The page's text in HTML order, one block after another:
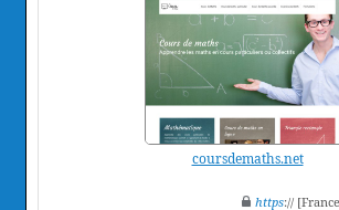
coursdemaths.net
https://